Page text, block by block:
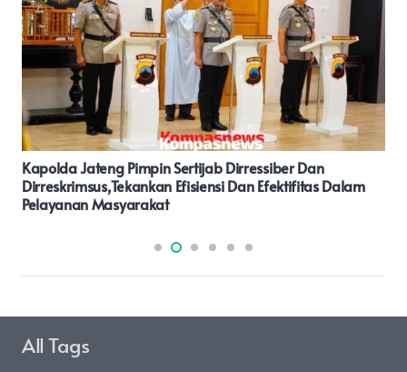
Sosok Mayat Perempuan Ditemukan Di Perumahan
Cikarang Utama Residence
All Tags